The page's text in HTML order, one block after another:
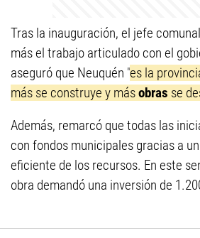
Tras la inauguración, el jefe
más el trabajo articulado con el
aseguró que Neuquén "es la
más se construye y másobras se
Además, remarcó que todas las
con fondos municipales gracias a
eficiente de los recursos. En este
obra demandó una inversión de